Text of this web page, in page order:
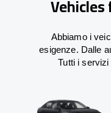
Abbiamo i
esigenze. Dalle
Tutti i